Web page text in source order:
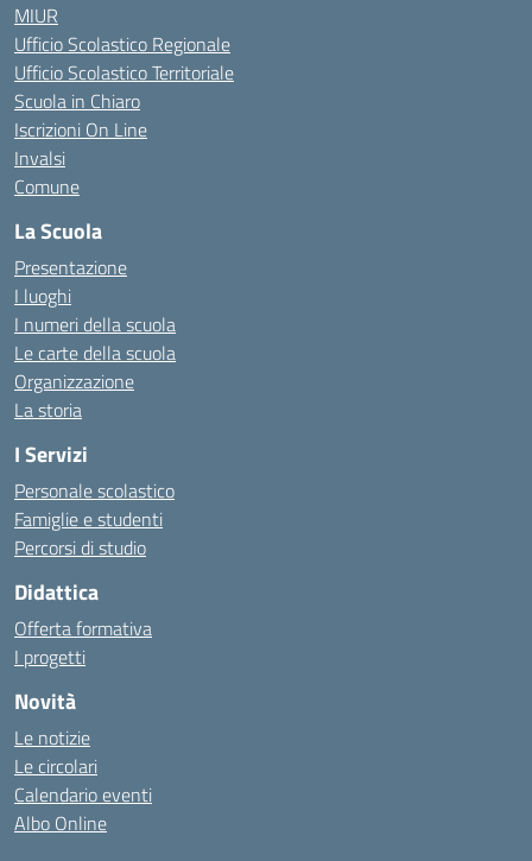
MIUR
Ufficio Scolastico Regionale
Ufficio Scolastico Territoriale
Scuola in Chiaro
Iscrizioni On Line
Invalsi
Comune
La Scuola
Presentazione
I luoghi
I numeri della scuola
Le carte della scuola
Organizzazione
La storia
I Servizi
Personale scolastico
Famiglie e studenti
Percorsi di studio
Didattica
Offerta formativa
I progetti
Novità
Le notizie
Le circolari
Calendario eventi
Albo Online